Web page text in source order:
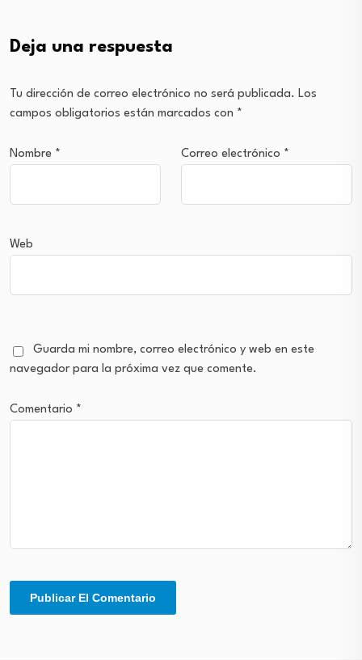
Deja una respuesta
Tu dirección de correo electrónico no será publicada. Los
campos obligatorios están marcados con *
Nombre * Correo electrónico *
Web
Guarda mi nombre, correo electrónico y web en este
navegador para la próxima vez que comente.
Comentario *